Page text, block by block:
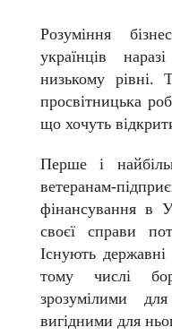
Розуміння
українців
низькому рівні.
просвітницька
що хочуть
Перше і
ветеранам-
фінансування в
своєї справи
Існують
тому числі
зрозумілими
вигідними для